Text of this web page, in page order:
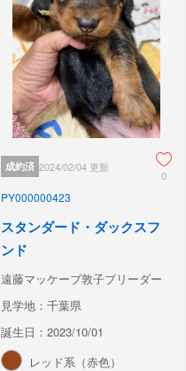
成約済 2024/02/04 更新
0
PY000000423
スタンダード・ダックスフ
ンド
遠藤マッケーブ敦子ブリーダー
見学地：千葉県
誕生日：2023/10/01
レッド系（赤色）